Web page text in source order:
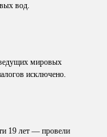
вод.
мировых
исключено.
19 лет — провели